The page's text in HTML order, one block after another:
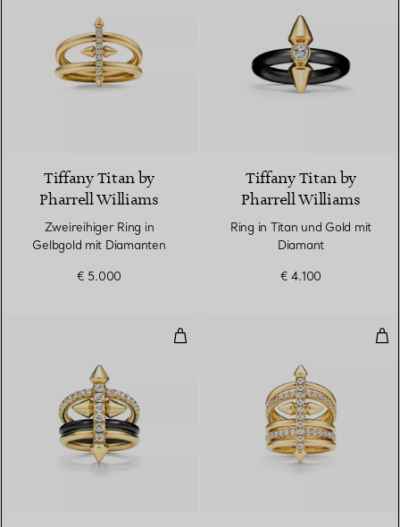
Tiffany Titan by
Pharrell Williams
Zweireihiger Ring in
Gelbgold mit Diamanten
€ 5.000
Tiffany Titan by
Pharrell Williams
Ring in Titan und Gold mit
Diamant
€ 4.100
Ring in Titan und Gold mit